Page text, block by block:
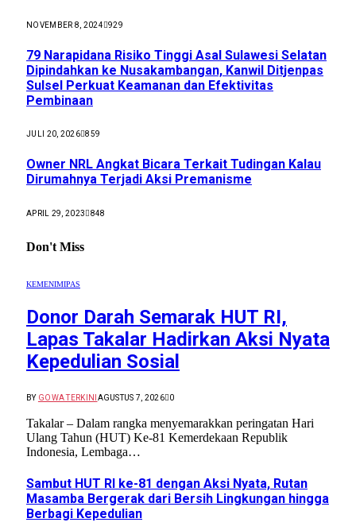
NOVEMBER 8, 2024 929
79 Narapidana Risiko Tinggi Asal Sulawesi Selatan
Dipindahkan ke Nusakambangan, Kanwil Ditjenpas
Sulsel Perkuat Keamanan dan Efektivitas
Pembinaan
JULI 20, 2026 859
Owner NRL Angkat Bicara Terkait Tudingan Kalau
Dirumahnya Terjadi Aksi Premanisme
APRIL 29, 2023 848
Don't Miss
KEMENIMIPAS
Donor Darah Semarak HUT RI,
Lapas Takalar Hadirkan Aksi Nyata
Kepedulian Sosial
BY GOWA TERKINI AGUSTUS 7, 2026 0
Takalar – Dalam rangka menyemarakkan peringatan Hari
Ulang Tahun (HUT) Ke-81 Kemerdekaan Republik
Indonesia, Lembaga…
Sambut HUT RI ke-81 dengan Aksi Nyata, Rutan
Masamba Bergerak dari Bersih Lingkungan hingga
Berbagi Kepedulian